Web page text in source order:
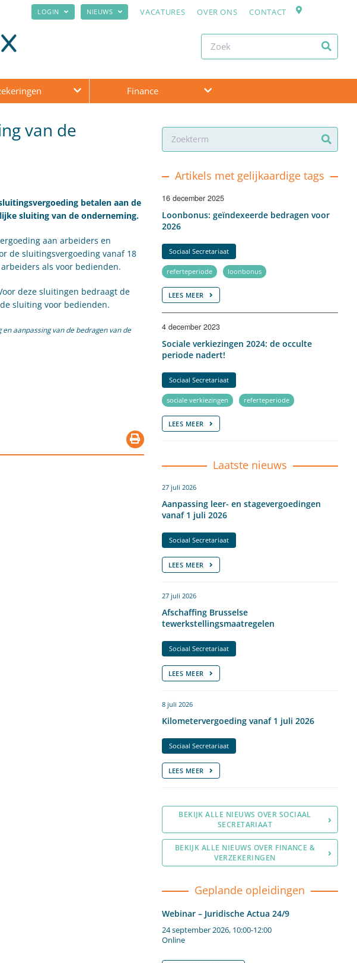
LOGIN NIEUWS VACATURES OVER ONS CONTACT
Finance
van de
betalen aan de
sluiting van de onderneming.
aan arbeiders en
de sluitingsvergoeding vanaf 18
als voor bedienden.
deze sluitingen bedraagt de
sluiting voor bedienden.
aanpassing van de bedragen van de
Artikels met gelijkaardige tags
16 december 2025
Loonbonus: geïndexeerde bedragen voor
2026
Sociaal Secretariaat
referteperiode loonbonus
LEES MEER
4 december 2023
Sociale verkiezingen 2024: de occulte
periode nadert!
Sociaal Secretariaat
sociale verkiezingen referteperiode
LEES MEER
Laatste nieuws
27 juli 2026
Aanpassing leer- en stagevergoedingen
vanaf 1 juli 2026
Sociaal Secretariaat
LEES MEER
27 juli 2026
Afschaffing Brusselse
tewerkstellingsmaatregelen
Sociaal Secretariaat
LEES MEER
8 juli 2026
Kilometervergoeding vanaf 1 juli 2026
Sociaal Secretariaat
LEES MEER
BEKIJK ALLE NIEUWS OVER SOCIAAL
SECRETARIAAT
BEKIJK ALLE NIEUWS OVER FINANCE &
VERZEKERINGEN
Geplande opleidingen
Webinar – Juridische Actua 24/9
24 september 2026, 10:00-12:00
Online